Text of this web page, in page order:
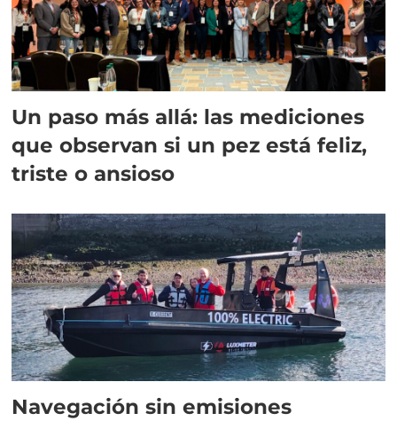
Un paso más allá: las mediciones
que observan si un pez está feliz,
triste o ansioso
Navegación sin emisiones